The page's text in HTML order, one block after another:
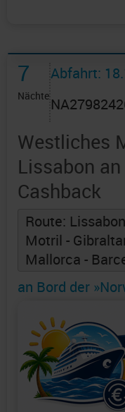
7
Nächte
Abfahrt:
Westliches
Lissabon
Cashback
Route:
Motril -
Mallorca -
an Bord der